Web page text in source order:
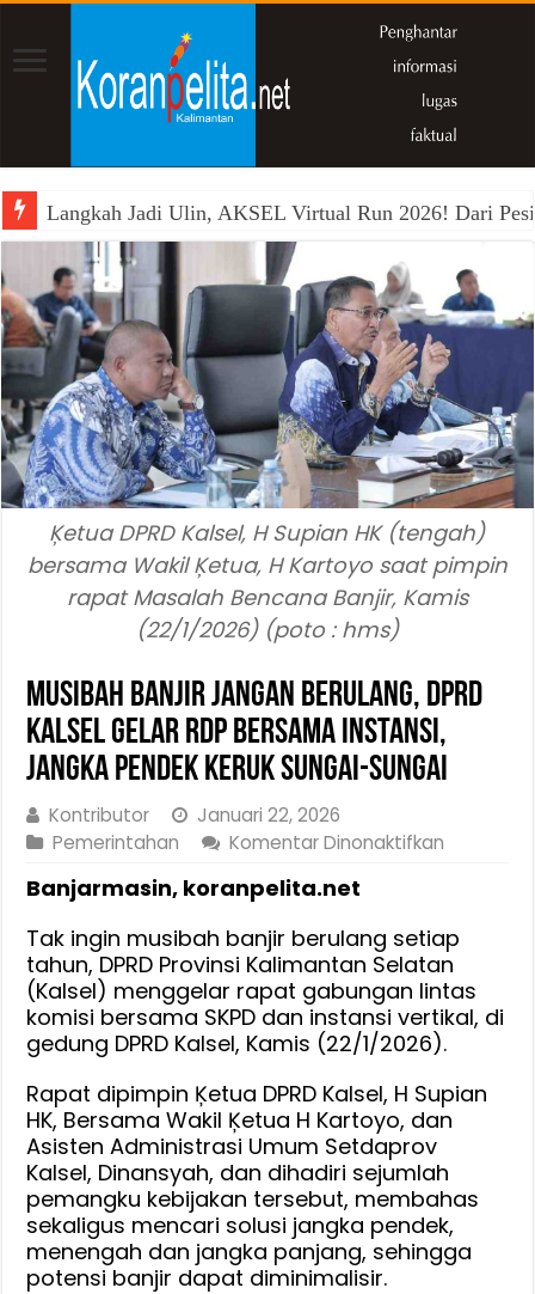
Langkah Jadi Ulin, AKSEL Virtual Run 2026! Dari
Ķetua DPRD Kalsel, H Supian HK (tengah)
bersama Wakil Ķetua, H Kartoyo saat pimpin
rapat Masalah Bencana Banjir, Kamis
(22/1/2026) (poto : hms)
Musibah Banjir Jangan Berulang, DPRD
Kalsel Gelar RDP Bersama Instansi,
Jangka Pendek Keruk Sungai-Sungai
Kontributor
Januari 22, 2026
Pemerintahan
Komentar Dinonaktifkan
Berulang,
DPRD
Kalsel
Gelar
Bersama
Instansi,
Pendek
Keruk
Sungai-
Sungai
Banjarmasin, koranpelita.net
Tak ingin musibah banjir berulang setiap
tahun, DPRD Provinsi Kalimantan Selatan
(Kalsel) menggelar rapat gabungan lintas
komisi bersama SKPD dan instansi vertikal, di
gedung DPRD Kalsel, Kamis (22/1/2026).
Rapat dipimpin Ķetua DPRD Kalsel, H Supian
HK, Bersama Wakil Ķetua H Kartoyo, dan
Asisten Administrasi Umum Setdaprov
Kalsel, Dinansyah, dan dihadiri sejumlah
pemangku kebijakan tersebut, membahas
sekaligus mencari solusi jangka pendek,
menengah dan jangka panjang, sehingga
potensi banjir dapat diminimalisir.